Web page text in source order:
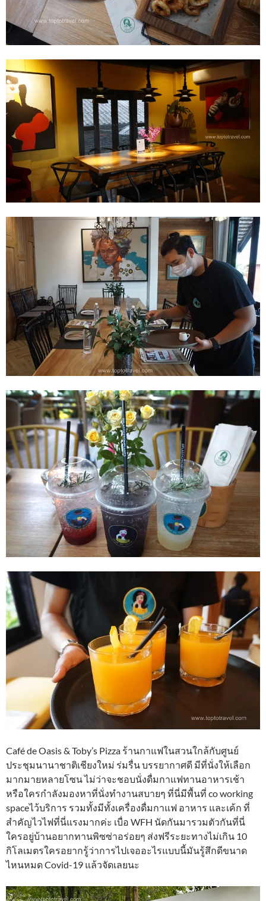
Café de Oasis & Toby’s Pizza ร้านกาแฟในสวนใกล้กับศูนย์
ประชุมนานาชาติเชียงใหม่ ร่มรื่น บรรยากาศดี มีที่นั่งให้เลือก
มากมายหลายโซน ไม่ว่าจะชอบนั่งดื่มกาแฟทานอาหารเช้า
หรือใครกำลังมองหาที่นั่งทำงานสบายๆ ที่นี่มีพื้นที่ co working
spaceไว้บริการ รวมทั้งมีทั้งเครื่องดื่มกาแฟ อาหาร และเค้ก ที่
สำคัญไวไฟที่นี่แรงมากค่ะ เบื่อ WFH นัดกันมารวมตัวกันที่นี่
ใครอยู่บ้านอยากทานพิซซ่าอร่อยๆ ส่งฟรีระยะทางไม่เกิน 10
กิโลเมตรใครอยากรู้ว่าการไปเจออะไรแบบนี้มันรู้สึกดีขนาด
ไหนหมด Covid-19 แล้วจัดเลยนะ